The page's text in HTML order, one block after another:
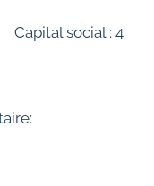
01 90 90
: 4